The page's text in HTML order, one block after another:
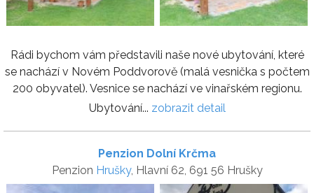
Rádi bychom vám představili naše nové ubytování, které
se nachází v Novém Poddvorově (malá vesnička s počtem
200 obyvatel). Vesnice se nachází ve vinařském regionu.
Ubytování... zobrazit detail
Penzion Dolní Krčma
Penzion Hrušky, Hlavní 62, 691 56 Hrušky